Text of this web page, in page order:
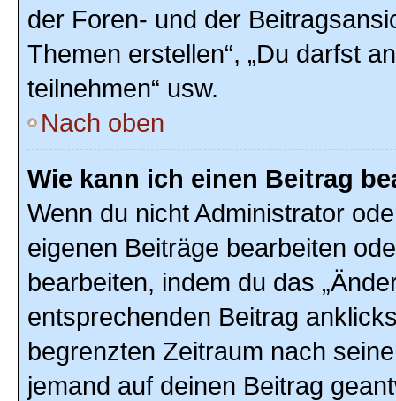
der Foren- und der
Themen erstellen“, „Du darfst
teilnehmen“ usw.
Nach oben
Wie kann ich einen Beitrag
Wenn du nicht Administrator
eigenen Beiträge bearbeiten
bearbeiten, indem du das
entsprechenden Beitrag
begrenzten Zeitraum nach
jemand auf deinen Beitrag